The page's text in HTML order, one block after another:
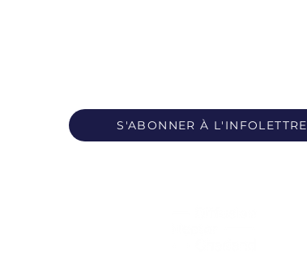
S'ABONNER À L'INFOLETTRE